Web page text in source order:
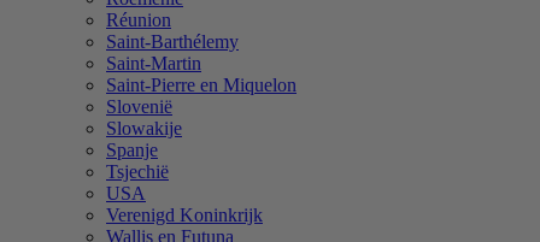
Réunion
Saint-Barthélemy
Saint-Martin
Saint-Pierre en Miquelon
Slovenië
Slowakije
Spanje
Tsjechië
USA
Verenigd Koninkrijk
Wallis en Futuna